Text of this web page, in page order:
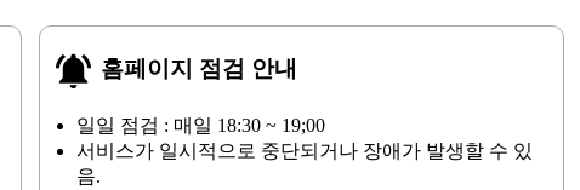
notifications_active 홈페이지 점검 안내
일일 점검 : 매일 18:30 ~ 19;00
서비스가 일시적으로 중단되거나 장애가 발생할 수 있
음.